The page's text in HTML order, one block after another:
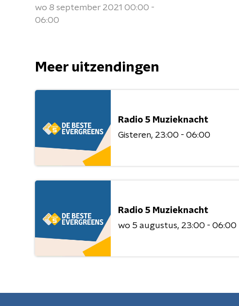
wo 8 september 2021 00:00 -
06:00
Meer uitzendingen
Radio 5 Muzieknacht
Gisteren 23:00 - 06:00
Radio 5 Muzieknacht
wo 5 augustus 23:00 - 06:00